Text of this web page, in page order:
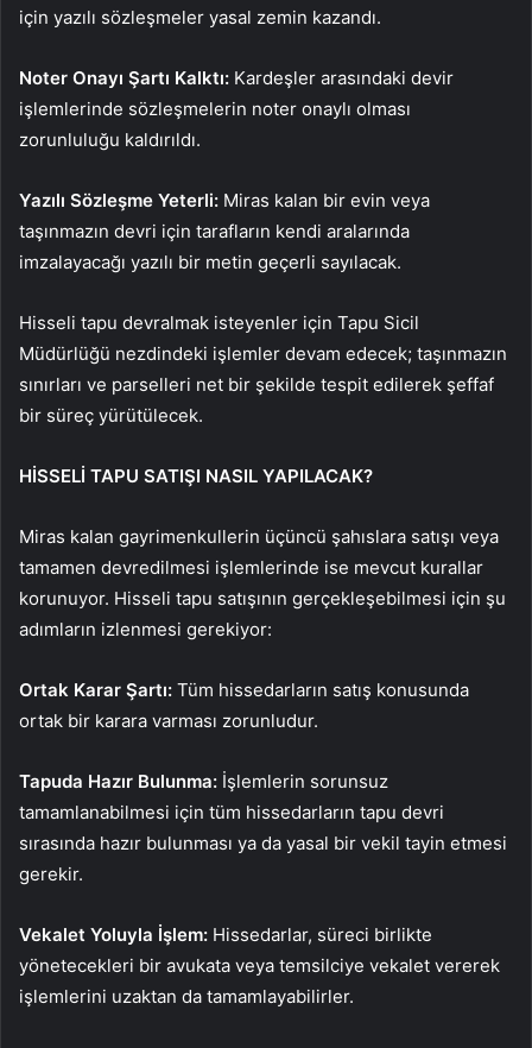
için yazılı sözleşmeler yasal zemin kazandı.
Noter Onayı Şartı Kalktı: Kardeşler arasındaki devir
işlemlerinde sözleşmelerin noter onaylı olması
zorunluluğu kaldırıldı.
Yazılı Sözleşme Yeterli: Miras kalan bir evin veya
taşınmazın devri için tarafların kendi aralarında
imzalayacağı yazılı bir metin geçerli sayılacak.
Hisseli tapu devralmak isteyenler için Tapu Sicil
Müdürlüğü nezdindeki işlemler devam edecek; taşınmazın
sınırları ve parselleri net bir şekilde tespit edilerek şeffaf
bir süreç yürütülecek.
HİSSELİ TAPU SATIŞI NASIL YAPILACAK?
Miras kalan gayrimenkullerin üçüncü şahıslara satışı veya
tamamen devredilmesi işlemlerinde ise mevcut kurallar
korunuyor. Hisseli tapu satışının gerçekleşebilmesi için şu
adımların izlenmesi gerekiyor:
Ortak Karar Şartı: Tüm hissedarların satış konusunda
ortak bir karara varması zorunludur.
Tapuda Hazır Bulunma: İşlemlerin sorunsuz
tamamlanabilmesi için tüm hissedarların tapu devri
sırasında hazır bulunması ya da yasal bir vekil tayin etmesi
gerekir.
Vekalet Yoluyla İşlem: Hissedarlar, süreci birlikte
yönetecekleri bir avukata veya temsilciye vekalet vererek
işlemlerini uzaktan da tamamlayabilirler.